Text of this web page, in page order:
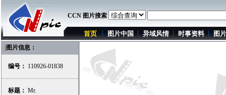
CCN 图片搜索
首页 图片中国 异域风情 时事资料 图
图片信息：
编号： 110926-01838
标题： Mr.